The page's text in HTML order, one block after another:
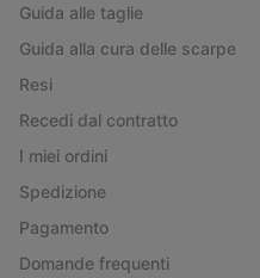
Guida alle taglie
Guida alla cura delle scarpe
Resi
Recedi dal contratto
I miei ordini
Spedizione
Pagamento
Domande frequenti